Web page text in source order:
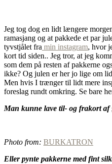
Jeg tog dog en lidt længere
ramasjang og at pakkede et par
tyvstjålet fra min instagram, hvor
kort tid siden.. Jeg tror, at jeg
som dem på resten af pakkerne
ikke? Og julen er her jo lige om
Men hvis I trænger til lidt mere
foreslag rundt omkring. Se bare
Man kunne lave til- og frakort af
Photo from: BURKATRON
Eller pynte pakkerne med fint